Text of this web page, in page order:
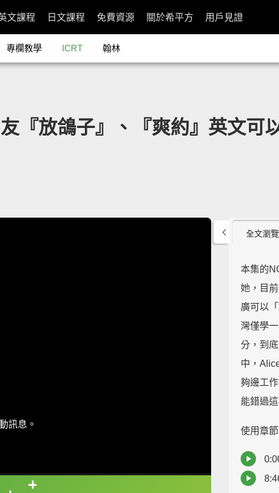
文課程 日文課程 免費資源 關於希平方 用戶見證
專欄教學 ICRT 翰林
『放鴿子』、『爽約』英文可
訊息。
全文瀏覽
本集的
她，目
廣可以
灣僅學
分，到
中，
夠邊工
能錯過
使用章